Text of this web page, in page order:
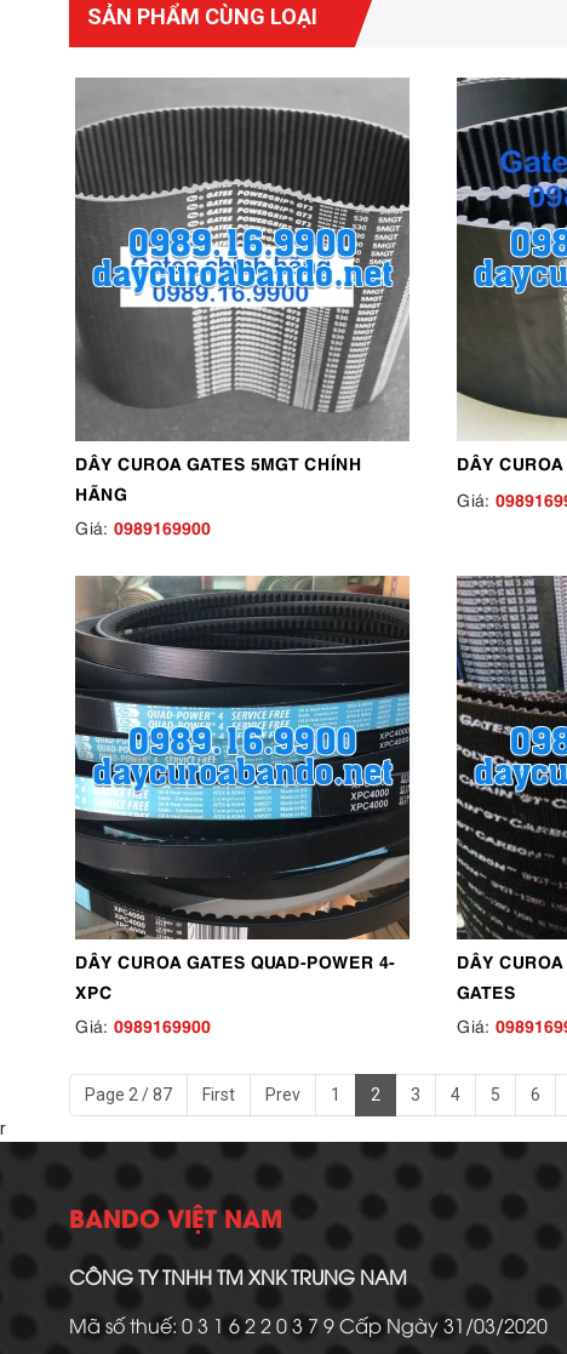
SẢN PHẨM CÙNG LOẠI
DÂY CUROA GATES 5MGT CHÍNH
HÃNG
Giá: 0989169900
DÂY
Giá:
DÂY CUROA GATES QUAD-POWER 4-
XPC
Giá: 0989169900
DÂY
GATES
Giá:
Page 2 / 87 First Prev 1 2 3 4 5 6
r
BANDO VIỆT NAM
CÔNG TY TNHH TM XNK TRUNG NAM
Mã số thuế: 0 3 1 6 2 2 0 3 7 9 Cấp Ngày 31/03/2020